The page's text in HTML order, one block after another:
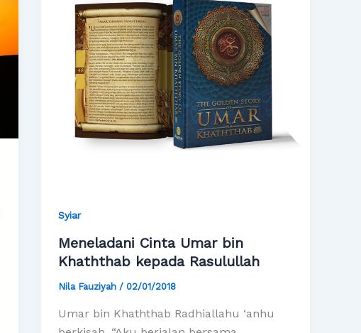
Syiar
Meneladani Cinta Umar bin
Khaththab kepada Rasulullah
Nila Fauziyah/02/01/2018
Umar bin Khaththab Radhiallahu ‘anhu